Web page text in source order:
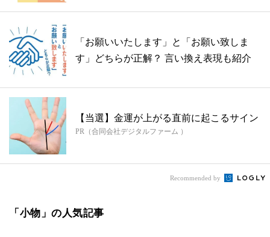
「お願いいたします」と「お願い致しま
す」どちらが正解？ 言い換え表現も紹介
【当選】金運が上がる直前に起こるサイン
PR（合同会社デジタルファーム ）
Recommended by
「小物」の人気記事